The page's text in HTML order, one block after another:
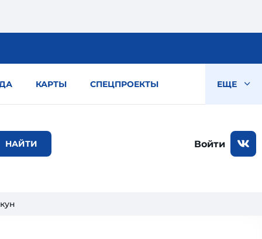
КАРТЫ СПЕЦПРОЕКТЫ ЕЩЕ
Войти